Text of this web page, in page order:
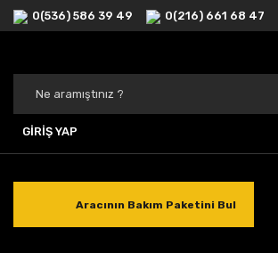
0(536) 586 39 49 0(216) 661 68 47
GİRİŞ YAP
Aracının Bakım Paketini Bul